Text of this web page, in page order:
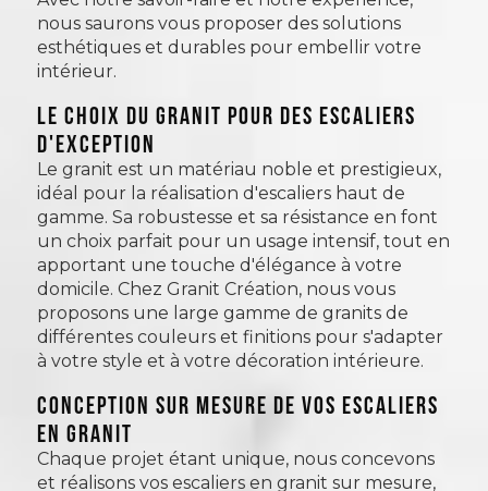
nous saurons vous proposer des solutions
esthétiques et durables pour embellir votre
intérieur.
LE CHOIX DU GRANIT POUR DES ESCALIERS
D'EXCEPTION
Le granit est un matériau noble et prestigieux,
idéal pour la réalisation d'escaliers haut de
gamme. Sa robustesse et sa résistance en font
un choix parfait pour un usage intensif, tout en
apportant une touche d'élégance à votre
domicile. Chez Granit Création, nous vous
proposons une large gamme de granits de
différentes couleurs et finitions pour s'adapter
à votre style et à votre décoration intérieure.
CONCEPTION SUR MESURE DE VOS ESCALIERS
EN GRANIT
Chaque projet étant unique, nous concevons
et réalisons vos escaliers en granit sur mesure,